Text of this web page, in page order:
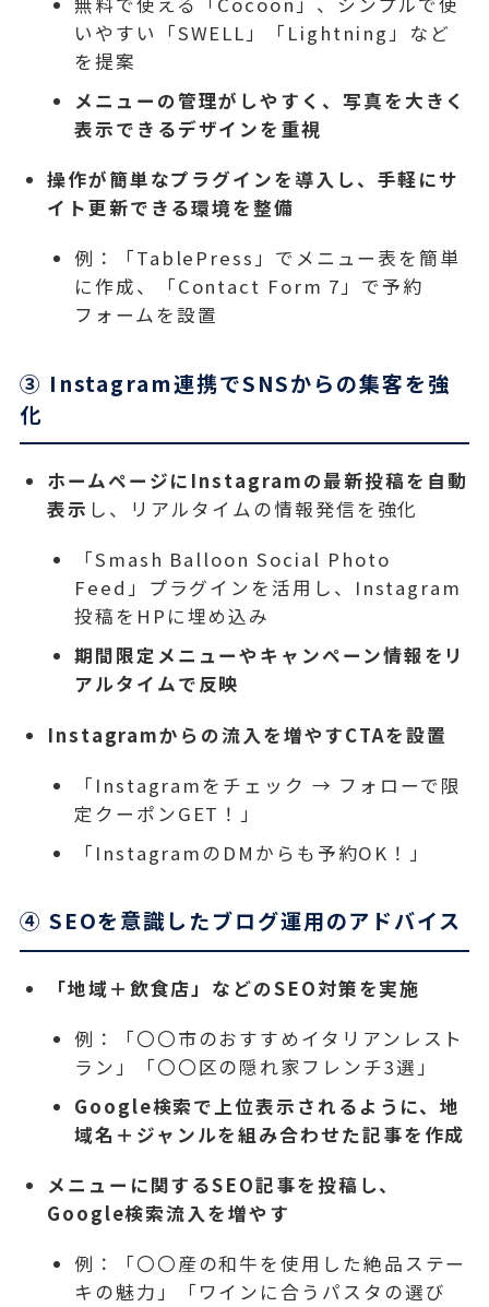
いやすい「SWELL」「Lightning」など
を提案
メニューの管理がしやすく、写真を大きく
表示できるデザインを重視
操作が簡単なプラグインを導入し、手軽にサ
イト更新できる環境を整備
例：「TablePress」でメニュー表を簡単
に作成、「Contact Form 7」で予約
フォームを設置
③ Instagram連携でSNSからの集客を強
化
ホームページにInstagramの最新投稿を自動
表示 し、リアルタイムの情報発信を強化
「Smash Balloon Social Photo
Feed」プラグインを活用し、Instagram
投稿をHPに埋め込み
期間限定メニューやキャンペーン情報をリ
アルタイムで反映
Instagramからの流入を増やすCTAを設置
「Instagramをチェック → フォローで限
定クーポンGET！」
「InstagramのDMからも予約OK！」
④ SEOを意識したブログ運用のアドバイス
「地域＋飲食店」などのSEO対策を実施
例：「〇〇市のおすすめイタリアンレスト
ラン」「〇〇区の隠れ家フレンチ3選」
Google検索で上位表示されるように、地
域名＋ジャンルを組み合わせた記事を作成
メニューに関するSEO記事を投稿し、
Google検索流入を増やす
例：「〇〇産の和牛を使用した絶品ステー
キの魅力」「ワインに合うパスタの選び